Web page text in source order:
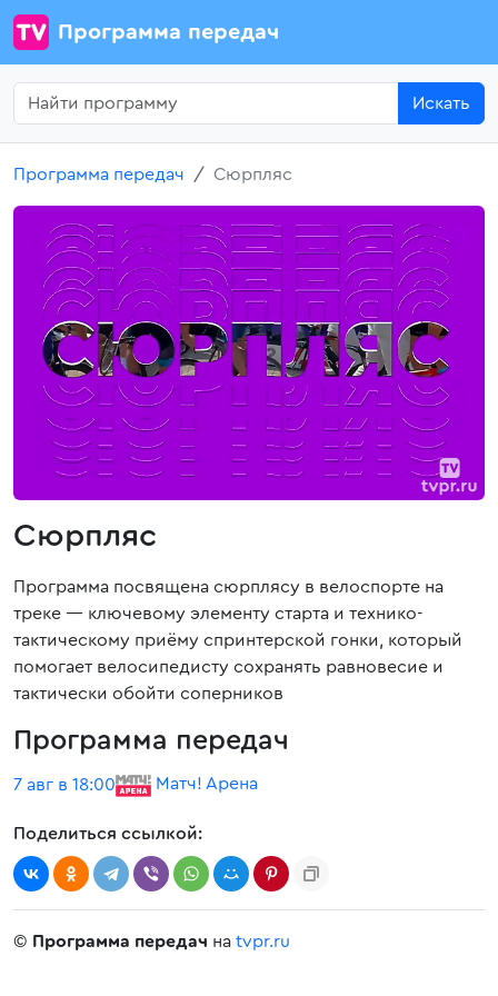
Программа передач
Искать
Программа передач Сюрпляс
Сюрпляс
Программа посвящена сюрплясу в велоспорте на
треке — ключевому элементу старта и технико-
тактическому приёму спринтерской гонки, который
помогает велосипедисту сохранять равновесие и
тактически обойти соперников
Программа передач
7 авг в 18:00 Матч! Арена
Поделиться ссылкой:
© Программа передач на tvpr.ru